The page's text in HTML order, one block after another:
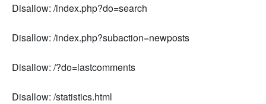
Disallow: /index.php?do=search
Disallow: /index.php?subaction=newposts
Disallow: /?do=lastcomments
Disallow: /statistics.html